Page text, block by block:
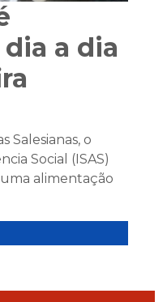
a dia
Salesianas, o
Social (ISAS)
alimentação